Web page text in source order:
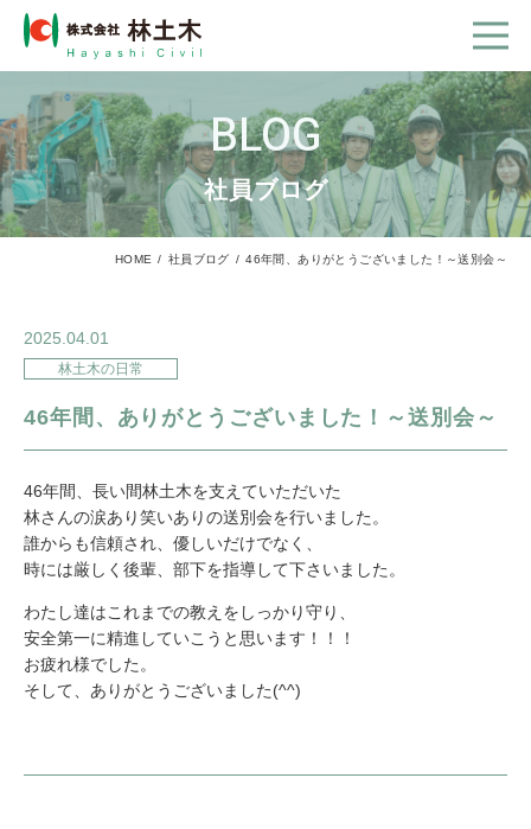
BLOG
社員ブログ
HOME 社員ブログ 46年間、ありがとうございました！～送別会～
2025.04.01
林土木の日常
46年間、ありがとうございました！～送別会～
46年間、長い間林土木を支えていただいた
林さんの涙あり笑いありの送別会を行いました。
誰からも信頼され、優しいだけでなく、
時には厳しく後輩、部下を指導して下さいました。
わたし達はこれまでの教えをしっかり守り、
安全第一に精進していこうと思います！！！
お疲れ様でした。
そして、ありがとうございました(^^)